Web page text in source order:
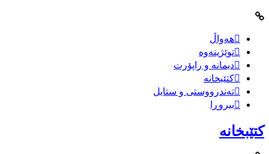
هەواڵ
توێژینەوە
دیمانە و راپۆرت
کتێبخانە
تەندرووستی و ستایل
بیروڕا
کتێبخانە